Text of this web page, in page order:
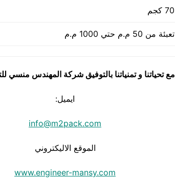
70 كجم
تعبئة من 50 م.م حتي 1000 م.م
مع تحياتنا و تمنياتنا بالتوفيق شركة المهندس منسي
ايميل:
info@m2pack.com
الموقع الاليكتروني
www.engineer-mansy.com